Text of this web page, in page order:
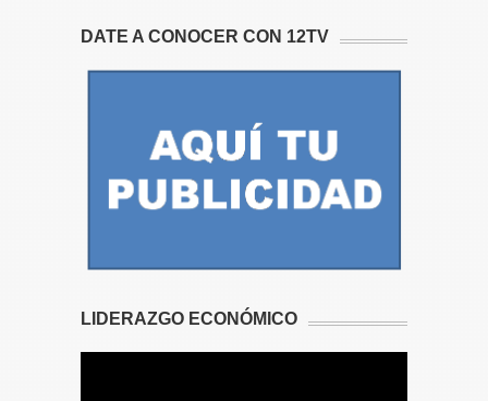
DATE A CONOCER CON 12TV
LIDERAZGO ECONÓMICO